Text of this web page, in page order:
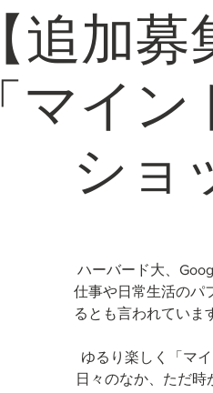
【追加
「マイ
ショ
ハーバード大、
仕事や日常生活のパ
るとも言われていま
ゆるり楽しく「マ
日々のなか、ただ